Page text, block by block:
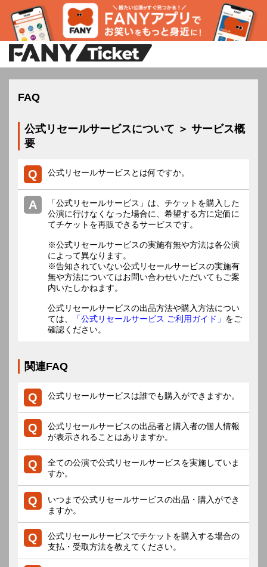
FAQ
公式リセールサービスについて ＞ サービス概
要
公式リセールサービスとは何ですか。
「公式リセールサービス」は、チケットを購入した
公演に行けなくなった場合に、希望する方に定価に
てチケットを再販できるサービスです。
※公式リセールサービスの実施有無や方法は各公演
によって異なります。
※告知されていない公式リセールサービスの実施有
無や方法についてはお問い合わせいただいてもご案
内いたしかねます。
公式リセールサービスの出品方法や購入方法につい
ては、
「公式リセールサービス ご利用ガイド」 をご
確認ください。
関連FAQ
公式リセールサービスは誰でも購入ができますか。
公式リセールサービスの出品者と購入者の個人情報
が表示されることはありますか。
全ての公演で公式リセールサービスを実施していま
すか。
いつまで公式リセールサービスの出品・購入ができ
ますか。
公式リセールサービスでチケットを購入する場合の
支払・受取方法を教えてください。